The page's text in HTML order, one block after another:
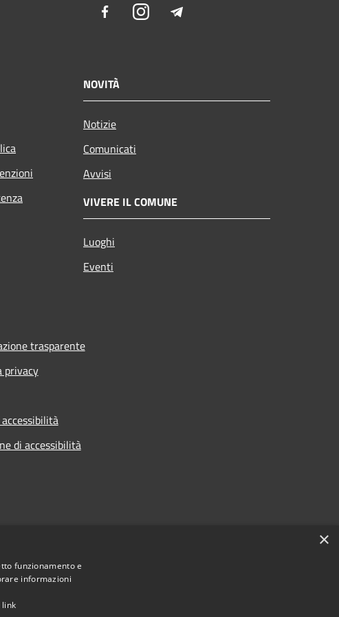
FacebookInstagram
NOVITÀ
Notizie
Comunicati
Avvisi
VIVERE IL COMUNE
Luoghi
Eventi
trasparente
privacy
di accessibilità
×
funzionamento e
informazioni
link